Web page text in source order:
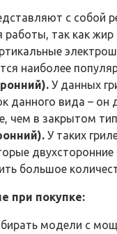
с собой
так как
наиболее
У данных
данного вида –
чем в закрытом
У таких
двухсторонние
большое
при покупке:
модели с